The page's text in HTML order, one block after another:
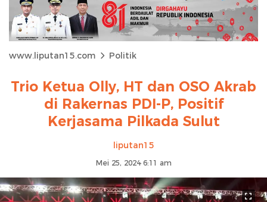
www.liputan15.com Politik
Trio Ketua Olly, HT dan OSO Akrab
di Rakernas PDI-P, Positif
Kerjasama Pilkada Sulut
liputan15
Mei 25, 2024 6:11 am